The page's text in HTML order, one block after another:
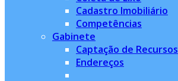
Cadastro Imobiliário
Competências
Gabinete
Captação de Recursos
Endereços